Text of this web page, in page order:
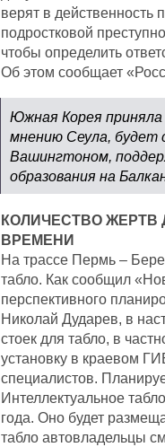
верят в действенность
подростковой
чтобы определить
Об этом сообщает
Южная Корея приняла
мнению Сеула, будет
Вашингтоном,
образования на
КОЛИЧЕСТВО ЖЕРТВ
ВРЕМЕНИ
На трассе Пермь –
табло. Как сообщил
перспективного
Николай Дударев, в
стоек для табло, в
установку в краевом
специалистов.
Интеллектуальное
года. Оно будет
табло автовладельцы